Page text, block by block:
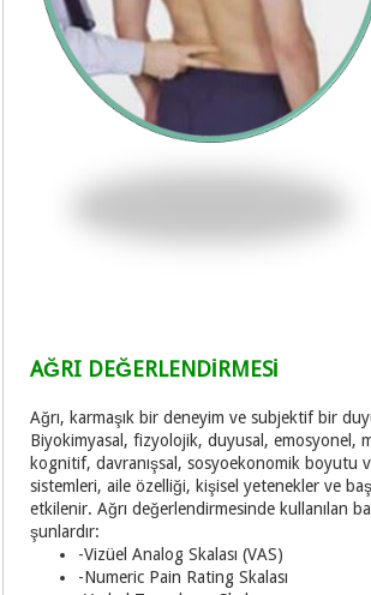
AĞRI DEĞERLENDİRMESİ
Ağrı, karmaşık bir deneyim ve subjektif bir
Biyokimyasal, fizyolojik, duyusal, emosyonel,
kognitif, davranışsal, sosyoekonomik boyutu
sistemleri, aile özelliği, kişisel yetenekler ve
etkilenir. Ağrı değerlendirmesinde kullanılan
şunlardır:
-Vizüel Analog Skalası (VAS)
-Numeric Pain Rating Skalası